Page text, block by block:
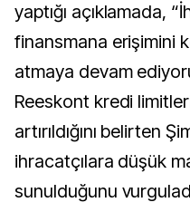
yaptığı açıklamada,
finansmana erişimini
atmaya devam
Reeskont kredi
artırıldığını belirten
ihracatçılara düşük
sunulduğunu